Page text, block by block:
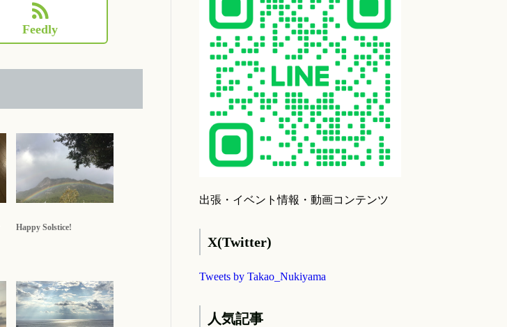
Feedly
Happy Solstice!
出張・イベント情報・動画コンテンツ
X(Twitter)
Tweets by Takao_Nukiyama
人気記事